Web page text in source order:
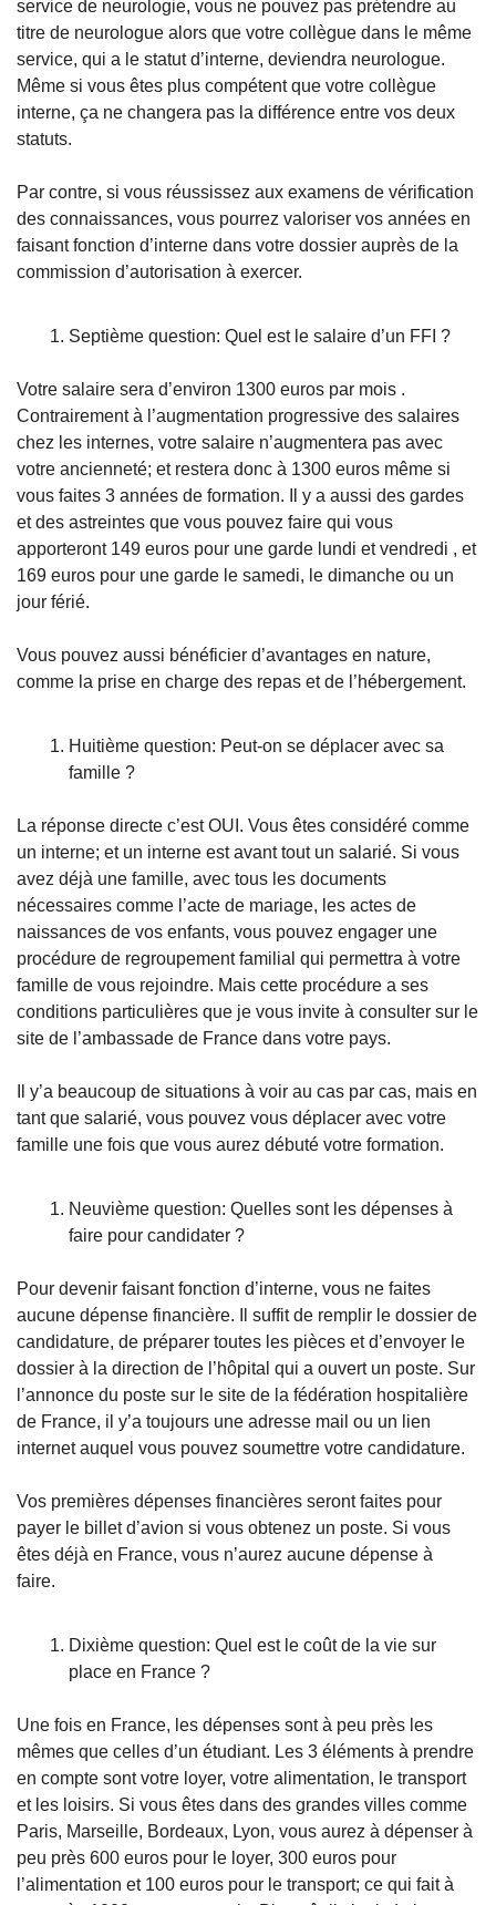
service de neurologie, vous ne pouvez pas prétendre au
titre de neurologue alors que votre collègue dans le même
service, qui a le statut d’interne, deviendra neurologue.
Même si vous êtes plus compétent que votre collègue
interne, ça ne changera pas la différence entre vos deux
statuts.
Par contre, si vous réussissez aux examens de vérification
des connaissances, vous pourrez valoriser vos années en
faisant fonction d’interne dans votre dossier auprès de la
commission d’autorisation à exercer.
Septième question: Quel est le salaire d’un FFI ?
Votre salaire sera d’environ 1300 euros par mois .
Contrairement à l’augmentation progressive des salaires
chez les internes, votre salaire n’augmentera pas avec
votre ancienneté; et restera donc à 1300 euros même si
vous faites 3 années de formation. Il y a aussi des gardes
et des astreintes que vous pouvez faire qui vous
apporteront 149 euros pour une garde lundi et vendredi , et
169 euros pour une garde le samedi, le dimanche ou un
jour férié.
Vous pouvez aussi bénéficier d’avantages en nature,
comme la prise en charge des repas et de l’hébergement.
Huitième question: Peut-on se déplacer avec sa
famille ?
La réponse directe c’est OUI. Vous êtes considéré comme
un interne; et un interne est avant tout un salarié. Si vous
avez déjà une famille, avec tous les documents
nécessaires comme l’acte de mariage, les actes de
naissances de vos enfants, vous pouvez engager une
procédure de regroupement familial qui permettra à votre
famille de vous rejoindre. Mais cette procédure a ses
conditions particulières que je vous invite à consulter sur le
site de l’ambassade de France dans votre pays.
Il y’a beaucoup de situations à voir au cas par cas, mais en
tant que salarié, vous pouvez vous déplacer avec votre
famille une fois que vous aurez débuté votre formation.
Neuvième question: Quelles sont les dépenses à
faire pour candidater ?
Pour devenir faisant fonction d’interne, vous ne faites
aucune dépense financière. Il suffit de remplir le dossier de
candidature, de préparer toutes les pièces et d’envoyer le
dossier à la direction de l’hôpital qui a ouvert un poste. Sur
l’annonce du poste sur le site de la fédération hospitalière
de France, il y’a toujours une adresse mail ou un lien
internet auquel vous pouvez soumettre votre candidature.
Vos premières dépenses financières seront faites pour
payer le billet d’avion si vous obtenez un poste. Si vous
êtes déjà en France, vous n’aurez aucune dépense à
faire.
Dixième question: Quel est le coût de la vie sur
place en France ?
Une fois en France, les dépenses sont à peu près les
mêmes que celles d’un étudiant. Les 3 éléments à prendre
en compte sont votre loyer, votre alimentation, le transport
et les loisirs. Si vous êtes dans des grandes villes comme
Paris, Marseille, Bordeaux, Lyon, vous aurez à dépenser à
peu près 600 euros pour le loyer, 300 euros pour
l’alimentation et 100 euros pour le transport; ce qui fait à